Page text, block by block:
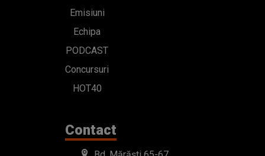
Emisiuni
Echipa
PODCAST
Concursuri
HOT40
Contact